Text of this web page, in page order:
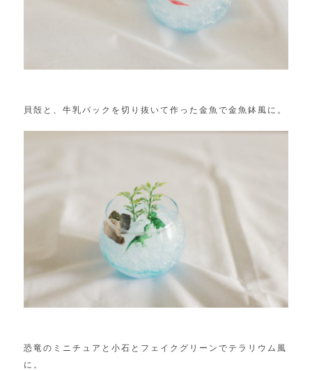
貝殻と、牛乳パックを切り抜いて作った金魚で金魚鉢風に。
恐竜のミニチュアと小石とフェイクグリーンでテラリウム風
に。